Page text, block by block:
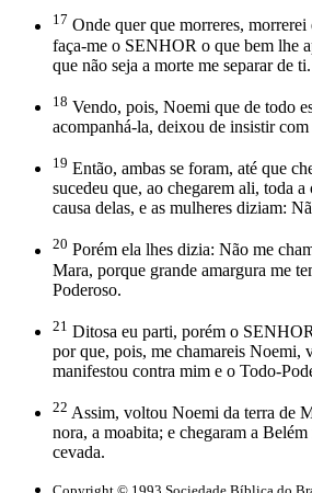
17 Onde quer que morreres, morrerei
faça-me o SENHOR o que bem lhe
que não seja a morte me separar de ti.
18 Vendo, pois, Noemi que de todo
acompanhá-la, deixou de insistir com
19 Então, ambas se foram, até que
sucedeu que, ao chegarem ali, toda
causa delas, e as mulheres diziam:
20 Porém ela lhes dizia: Não me
Mara, porque grande amargura me
Poderoso.
21 Ditosa eu parti, porém o
por que, pois, me chamareis Noemi,
manifestou contra mim e o Todo-
22 Assim, voltou Noemi da terra de
nora, a moabita; e chegaram a
cevada.